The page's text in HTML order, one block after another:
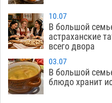
12:49
Астраханские
стартовали на
12:16
В астраханском
машину свекрови
10.07
В большой
астраханские
всего двора
03.07
В большой
блюдо хранит